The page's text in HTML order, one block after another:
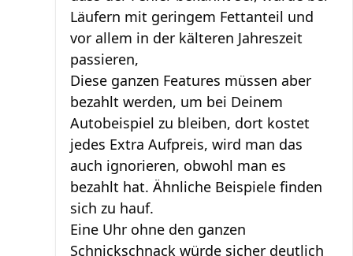
Läufern mit geringem Fettanteil und
vor allem in der kälteren Jahreszeit
passieren,
Diese ganzen Features müssen aber
bezahlt werden, um bei Deinem
Autobeispiel zu bleiben, dort kostet
jedes Extra Aufpreis, wird man das
auch ignorieren, obwohl man es
bezahlt hat. Ähnliche Beispiele finden
sich zu hauf.
Eine Uhr ohne den ganzen
Schnickschnack würde sicher deutlich